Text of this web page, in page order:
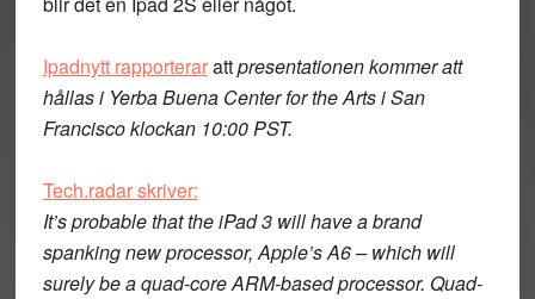
Ipadnytt rapporterarattpresentationen kommer att
hållas i Yerba Buena Center for the Arts i San
Francisco klockan 10:00 PST.
Tech.radar skriver:
It’s probable that the iPad 3 will have a brand
spanking new processor, Apple’s A6 – which will
surely be a quad-core ARM-based processor. Quad-